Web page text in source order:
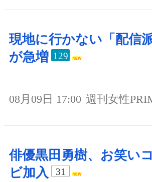
現地に行かない「配信派
が急増 129
08月09日 17:00 週刊女性
俳優黒田勇樹、お笑い
ビ加入
31